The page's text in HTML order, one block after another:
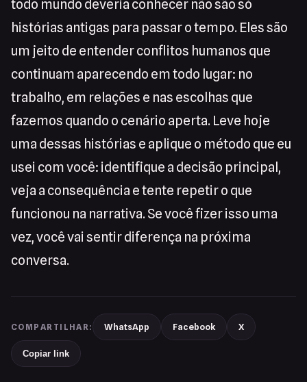
todo mundo deveria conhecer não são só
histórias antigas para passar o tempo. Eles são
um jeito de entender conflitos humanos que
continuam aparecendo em todo lugar: no
trabalho, em relações e nas escolhas que
fazemos quando o cenário aperta. Leve hoje
uma dessas histórias e aplique o método que eu
usei com você: identifique a decisão principal,
veja a consequência e tente repetir o que
funcionou na narrativa. Se você fizer isso uma
vez, você vai sentir diferença na próxima
conversa.
COMPARTILHAR: WhatsApp Facebook X
Copiar link